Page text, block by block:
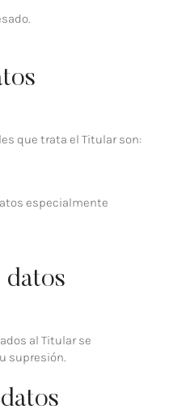
que trata el Titular son:
especialmente
datos
al Titular se
supresión.